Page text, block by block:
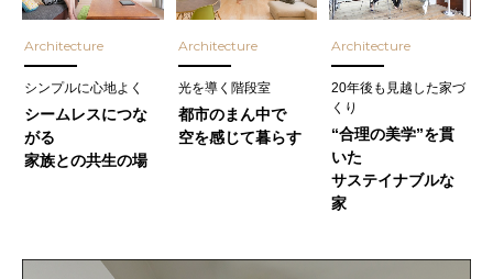
Architecture
シンプルに心地よく
シームレスにつな
がる
家族との共生の場
Architecture
光を導く階段室
都市のまん中で
空を感じて暮らす
Architecture
20年後も見越した家づ
くり
“合理の美学”を貫
いた
サステイナブルな
家